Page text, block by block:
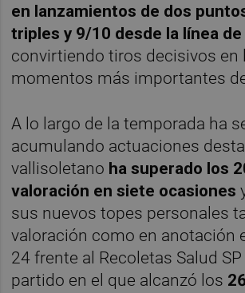
en lanzamientos de dos
triples y 9/10 desde la línea
convirtiendo tiros decisivos en
momentos más importantes
A lo largo de la temporada ha
acumulando actuaciones
vallisoletano ha superado los
valoración en siete ocasiones
sus nuevos topes personales
valoración como en anotación
24 frente al Recoletas Salud
partido en el que alcanzó los